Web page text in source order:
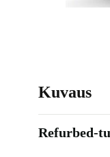
Kuvaus
Refurbed-